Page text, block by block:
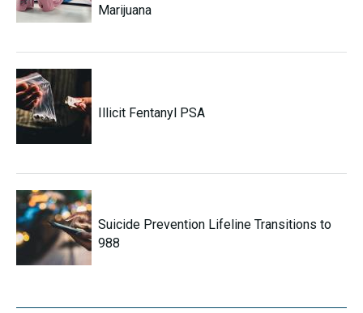
Marijuana
Illicit Fentanyl PSA
Suicide Prevention Lifeline Transitions to
988